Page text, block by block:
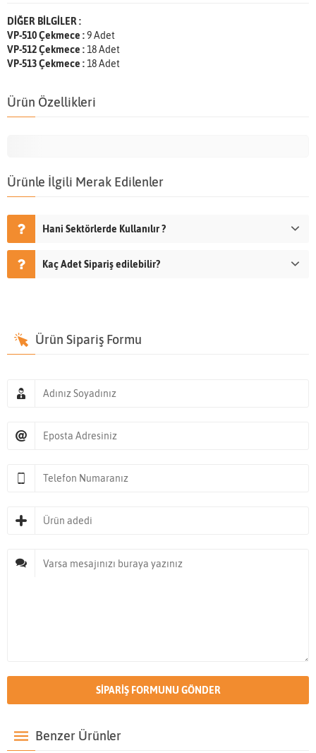
DİĞER BİLGİLER :
VP-510 Çekmece :9 Adet
VP-512 Çekmece :18 Adet
VP-513 Çekmece :18 Adet
Ürün Özellikleri
Ürünle İlgili Merak Edilenler
Hani Sektörlerde Kullanılır ?
Kaç Adet Sipariş edilebilir?
Ürün Sipariş Formu
Benzer Ürünler